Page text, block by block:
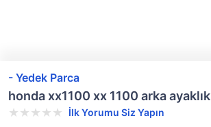
- Yedek Parca
honda xx1100 xx 1100 arka ayaklık
İlk Yorumu Siz Yapın